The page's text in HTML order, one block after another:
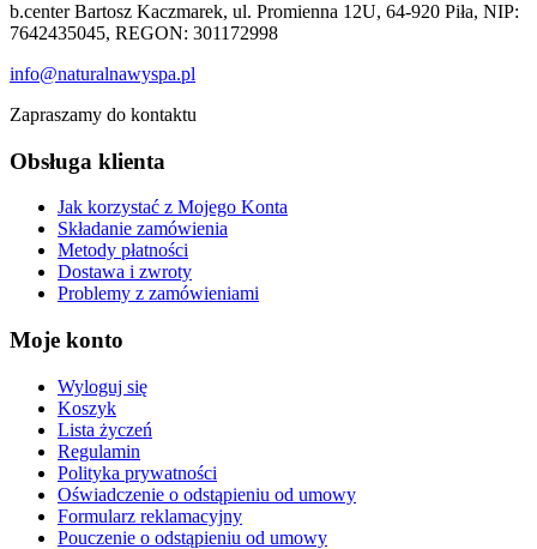
b.center Bartosz Kaczmarek, ul. Promienna 12U, 64-920 Piła, NIP:
7642435045, REGON: 301172998
info@naturalnawyspa.pl
Zapraszamy do kontaktu
Obsługa klienta
Jak korzystać z Mojego Konta
Składanie zamówienia
Metody płatności
Dostawa i zwroty
Problemy z zamówieniami
Moje konto
Wyloguj się
Koszyk
Lista życzeń
Regulamin
Polityka prywatności
Oświadczenie o odstąpieniu od umowy
Formularz reklamacyjny
Pouczenie o odstąpieniu od umowy